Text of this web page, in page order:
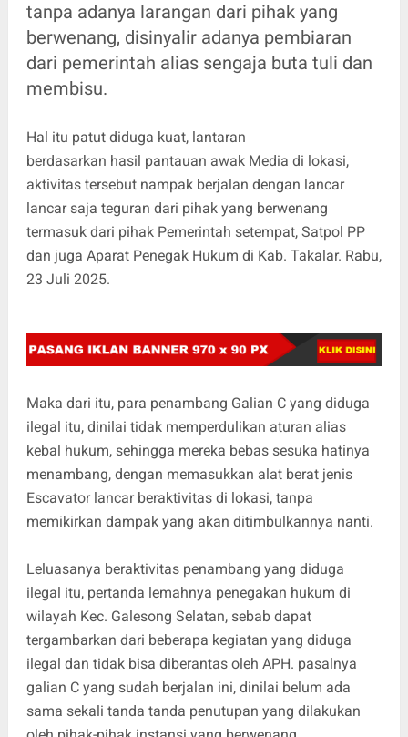
tanpa adanya larangan dari pihak yang
berwenang, disinyalir adanya pembiaran
dari pemerintah alias sengaja buta tuli dan
membisu.
Hal itu patut diduga kuat, lantaran
berdasarkan hasil pantauan awak Media di lokasi,
aktivitas tersebut nampak berjalan dengan lancar
lancar saja teguran dari pihak yang berwenang
termasuk dari pihak Pemerintah setempat, Satpol PP
dan juga Aparat Penegak Hukum di Kab. Takalar. Rabu,
23 Juli 2025.
Maka dari itu, para penambang Galian C yang diduga
ilegal itu, dinilai tidak memperdulikan aturan alias
kebal hukum, sehingga mereka bebas sesuka hatinya
menambang, dengan memasukkan alat berat jenis
Escavator lancar beraktivitas di lokasi, tanpa
memikirkan dampak yang akan ditimbulkannya nanti.
Leluasanya beraktivitas penambang yang diduga
ilegal itu, pertanda lemahnya penegakan hukum di
wilayah Kec. Galesong Selatan, sebab dapat
tergambarkan dari beberapa kegiatan yang diduga
ilegal dan tidak bisa diberantas oleh APH. pasalnya
galian C yang sudah berjalan ini, dinilai belum ada
sama sekali tanda tanda penutupan yang dilakukan